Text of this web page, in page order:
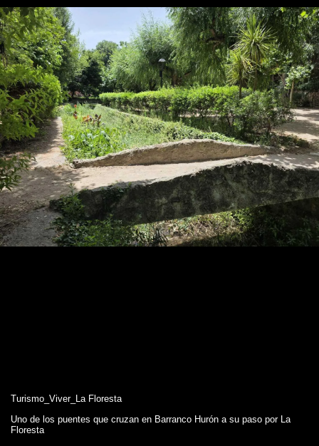
Turismo_Viver_La Floresta
Uno de los puentes que cruzan en Barranco Hurón a su paso por La
Floresta